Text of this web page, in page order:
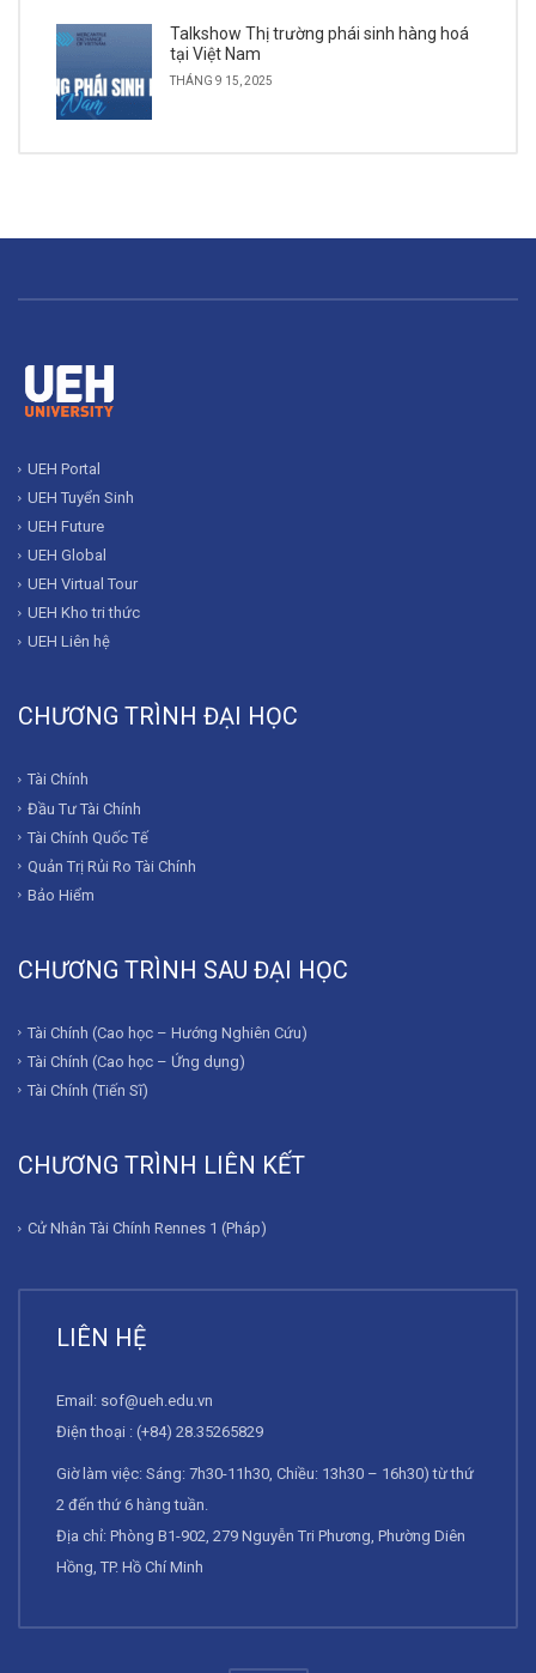
Talkshow Thị trường phái sinh hàng hoá
tại Việt Nam
THÁNG 9 15, 2025
UEH Portal
UEH Tuyển Sinh
UEH Future
UEH Global
UEH Virtual Tour
UEH Kho tri thức
UEH Liên hệ
CHƯƠNG TRÌNH ĐẠI HỌC
Tài Chính
Đầu Tư Tài Chính
Tài Chính Quốc Tế
Quản Trị Rủi Ro Tài Chính
Bảo Hiểm
CHƯƠNG TRÌNH SAU ĐẠI HỌC
Tài Chính (Cao học – Hướng Nghiên Cứu)
Tài Chính (Cao học – Ứng dụng)
Tài Chính (Tiến Sĩ)
CHƯƠNG TRÌNH LIÊN KẾT
Cử Nhân Tài Chính Rennes 1 (Pháp)
LIÊN HỆ
Email: sof@ueh.edu.vn
Điện thoại : (+84) 28.35265829
Giờ làm việc: Sáng: 7h30-11h30, Chiều: 13h30 – 16h30) từ thứ
2 đến thứ 6 hàng tuần.
Địa chỉ: Phòng B1-902, 279 Nguyễn Tri Phương, Phường Diên
Hồng, TP. Hồ Chí Minh